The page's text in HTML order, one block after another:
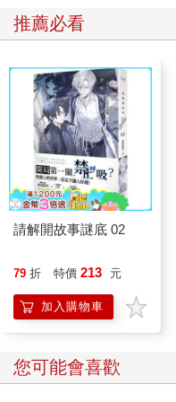
推薦必看
請解開故事謎底 02
79 折 特價 213 元
加入購物車
您可能會喜歡